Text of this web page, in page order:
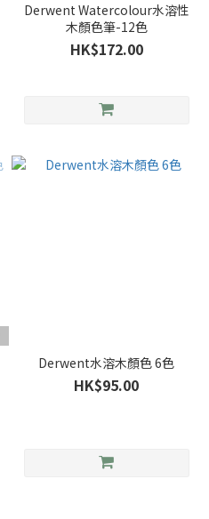
Derwent Watercolour水溶性
木顏色筆-12色
HK$172.00
Derwent水溶木顏色 6色
HK$95.00